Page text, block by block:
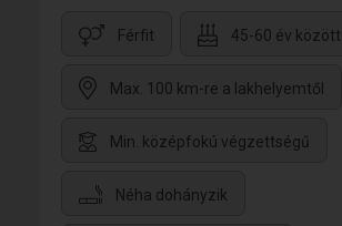
Férfit 45-60 év között
Max. 100 km-re a lakhelyemtől
Min. középfokú végzettségű
Néha dohányzik